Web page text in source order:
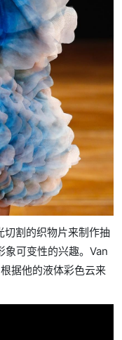
切割的织物片来制作抽
象可变性的兴趣。Van
据他的液体彩色云来